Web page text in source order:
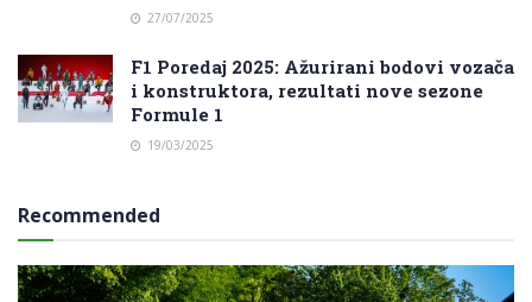
27/07/2025
F1 Poredaj 2025: Ažurirani bodovi vozača
i konstruktora, rezultati nove sezone
Formule 1
19/03/2025
Recommended